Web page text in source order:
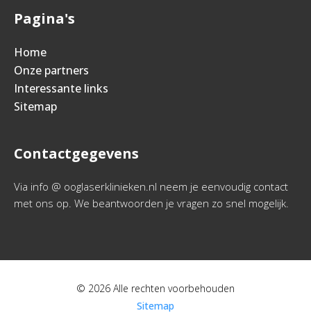
Pagina's
Home
Onze partners
Interessante links
Sitemap
Contactgegevens
Via info @ ooglaserklinieken.nl neem je eenvoudig contact
met ons op. We beantwoorden je vragen zo snel mogelijk.
© 2026 Alle rechten voorbehouden
Sitemap